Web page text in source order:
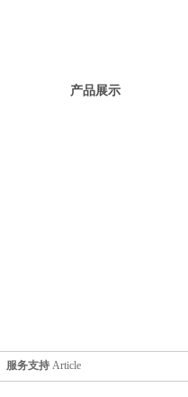
产品展示
服务支持 Article